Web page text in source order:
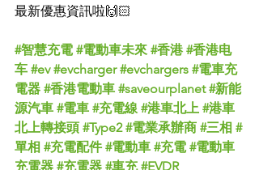
最新優惠資訊啦🙌🏻
#智慧充電 #電動車未來 #香港 #香港电
车 #ev #evcharger #evchargers #電車充
電器 #香港電動車 #saveourplanet #新能
源汽車 #電車 #充電線 #港車北上 #港車
北上轉接頭 #Type2 #電業承辦商 #三相 #
單相 #充電配件 #電動車 #充電 #電動車
充電器 #充電器 #車充 #EVDR